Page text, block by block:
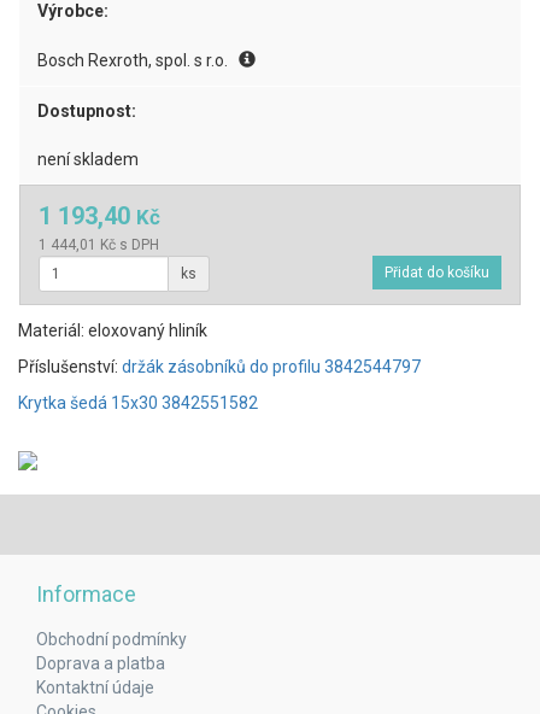
Výrobce:
Bosch Rexroth, spol. s r.o.
Dostupnost:
není skladem
1 193,40 Kč
1 444,01 Kč s DPH
ks
Materiál: eloxovaný hliník
Příslušenství: držák zásobníků do profilu 3842544797
Krytka šedá 15x30 3842551582
Informace
Obchodní podmínky
Doprava a platba
Kontaktní údaje